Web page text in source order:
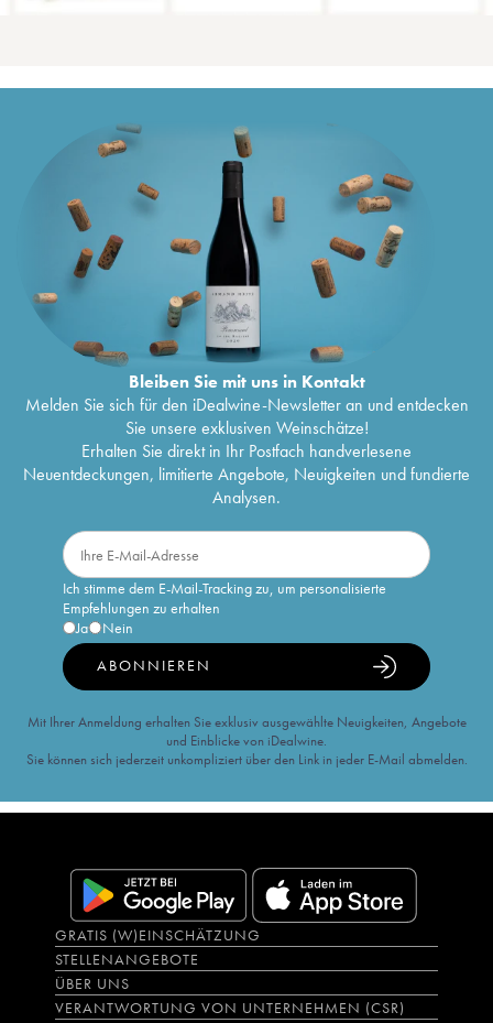
Bleiben Sie mit uns in Kontakt
Melden Sie sich für den iDealwine-Newsletter an und entdecken
Sie unsere exklusiven Weinschätze!
Erhalten Sie direkt in Ihr Postfach handverlesene
Neuentdeckungen, limitierte Angebote, Neuigkeiten und fundierte
Analysen.
Ich stimme dem E-Mail-Tracking zu, um personalisierte
Empfehlungen zu erhalten
Ja
Nein
ABONNIEREN
Mit Ihrer Anmeldung erhalten Sie exklusiv ausgewählte Neuigkeiten, Angebote
und Einblicke von iDealwine.
Sie können sich jederzeit unkompliziert über den Link in jeder E-Mail abmelden.
GRATIS (W)EINSCHÄTZUNG
STELLENANGEBOTE
ÜBER UNS
VERANTWORTUNG VON UNTERNEHMEN (CSR)